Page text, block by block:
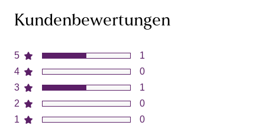
Kundenbewertungen
5
4
3
2
1
1
0
1
0
0